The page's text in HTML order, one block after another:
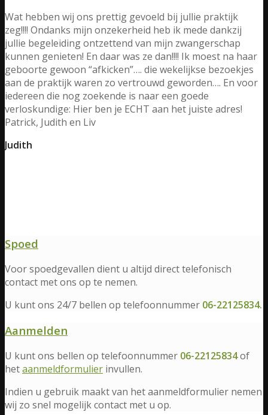
Wat hebben wij ons prettig gevoeld bij jullie praktijk
zeg!!!! Ondanks mijn onzekerheid heb ik mede dankzij
jullie begeleiding ontzettend van mijn zwangerschap
kunnen genieten! En daar was ze dan!!!! Ik moest na haar
geboorte gewoon “afkicken”…. die wekelijkse bezoekjes
aan de praktijk waren zo vertrouwd geworden…. En voor
iedereen die nog zoekende is naar een goede
verloskundige: Hier ben je ECHT aan het juiste adres!
Patrick, Judith en Liv
Judith
Spoed
Voor spoedgevallen dient u altijd direct telefonisch
contact met ons op te nemen.
U kunt ons 24/7 bellen op telefoonnummer 06-22125834.
Aanmelden
U kunt ons bellen op telefoonnummer 06-22125834of
hetaanmeldformulier invullen.
Indien u gebruik maakt van het aanmeldformulier nemen
wij zo snel mogelijk contact met u op.